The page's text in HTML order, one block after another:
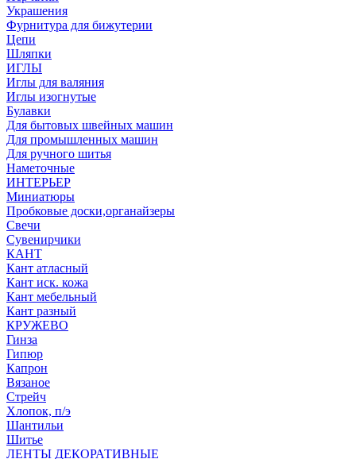
Украшения
Фурнитура для бижутерии
Цепи
Шляпки
ИГЛЫ
Иглы для валяния
Иглы изогнутые
Булавки
Для бытовых швейных машин
Для промышленных машин
Для ручного шитья
Наметочные
ИНТЕРЬЕР
Миниатюры
Пробковые доски,органайзеры
Свечи
Сувенирчики
КАНТ
Кант атласный
Кант иск. кожа
Кант мебельный
Кант разный
КРУЖЕВО
Гинза
Гипюр
Капрон
Вязаное
Стрейч
Хлопок, п/э
Шантильи
Шитье
ЛЕНТЫ ДЕКОРАТИВНЫЕ